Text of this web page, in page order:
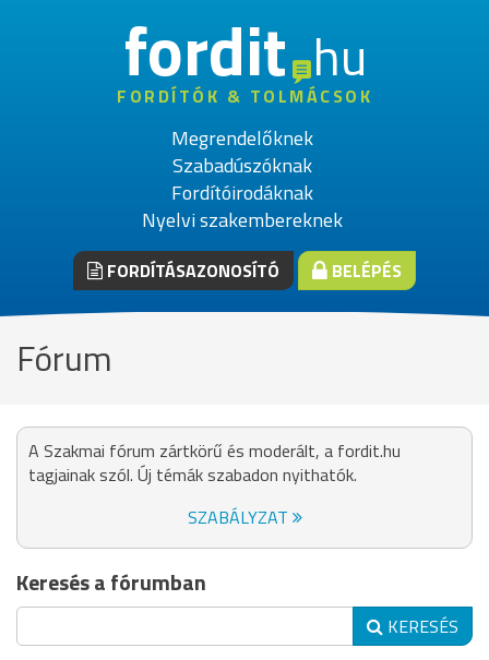
fordithu
FORDÍTÓK & TOLMÁCSOK
Megrendelőknek
Szabadúszóknak
Fordítóirodáknak
Nyelvi szakembereknek
FORDÍTÁSAZONOSÍTÓ BELÉPÉS
Fórum
A Szakmai fórum zártkörű és moderált, a fordit.hu
tagjainak szól. Új témák szabadon nyithatók.
SZABÁLYZAT
Keresés a fórumban
KERESÉS